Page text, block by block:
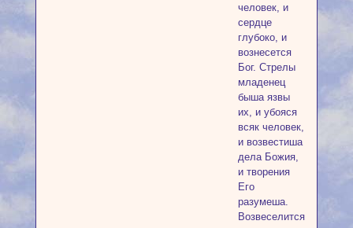
человек, и
сердце
глубоко, и
вознесется
Бог. Стрелы
младенец
быша язвы
их, и убояся
всяк человек,
и возвестиша
дела Божия,
и творения
Его
разумеша.
Возвеселится